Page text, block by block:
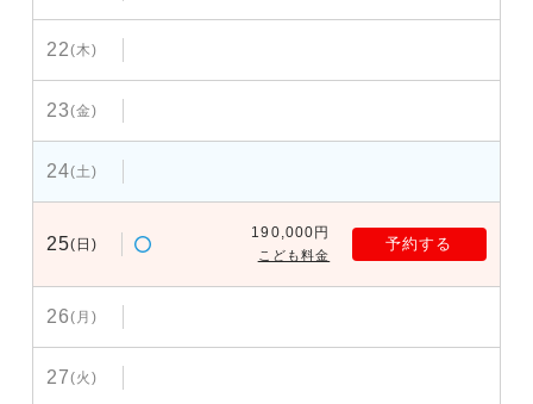
22(木)
23(金)
24(土)
25(日)
190,000円
こども料金
予約する
26(月)
27(火)